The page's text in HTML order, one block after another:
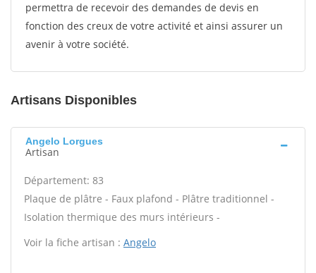
permettra de recevoir des demandes de devis en
fonction des creux de votre activité et ainsi assurer un
avenir à votre société.
Artisans Disponibles
Angelo Lorgues
Artisan
Département: 83
Plaque de plâtre - Faux plafond - Plâtre traditionnel -
Isolation thermique des murs intérieurs -
Voir la fiche artisan : Angelo